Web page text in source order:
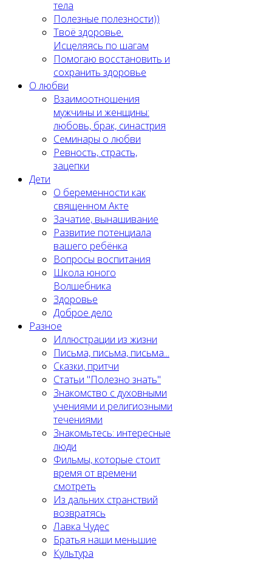
тела
Полезные полезности))
Твоё здоровье.
Исцеляясь по шагам
Помогаю восстановить и
сохранить здоровье
О любви
Взаимоотношения
мужчины и женщины:
любовь, брак, синастрия
Семинары о любви
Ревность, страсть,
зацепки
Дети
О беременности как
священном Акте
Зачатие, вынашивание
Развитие потенциала
вашего ребёнка
Вопросы воспитания
Школа юного
Волшебника
Здоровье
Доброе дело
Разное
Иллюстрации из жизни
Письма, письма, письма...
Сказки, притчи
Статьи "Полезно знать"
Знакомство с духовными
учениями и религиозными
течениями
Знакомьтесь: интересные
люди
Фильмы, которые стоит
время от времени
смотреть
Из дальних странствий
возвратясь
Лавка Чудес
Братья наши меньшие
Культура